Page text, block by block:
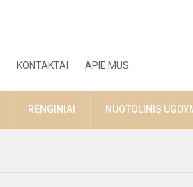
KONTAKTAI APIE MUS
RENGINIAI NUOTOLINIS